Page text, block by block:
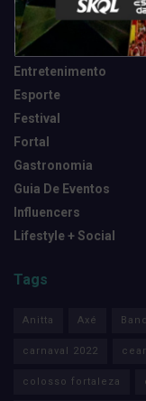
Cidade
Destaques
Entretenimento
Esporte
Festival
Fortal
Gastronomia
Guia De Eventos
Influencers
Lifestyle + Social
Tags
Anitta Axé
carnaval 2022
colosso fortaleza